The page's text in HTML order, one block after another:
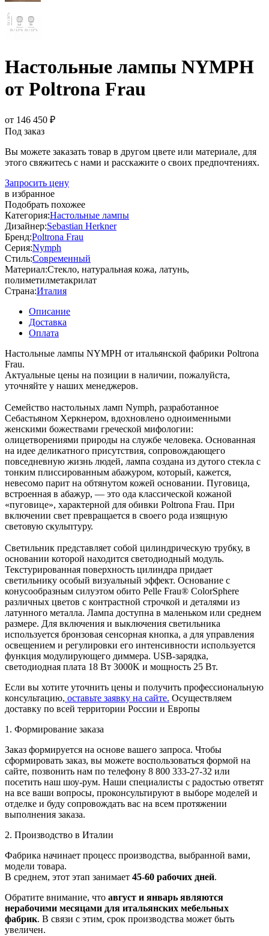
Настольные лампы NYMPH
от Poltrona Frau
от 146 450 ₽
Под заказ
Вы можете заказать товар в другом цвете или материале, для
этого свяжитесь с нами и расскажите о своих предпочтениях.
Запросить цену
в избранное
Подобрать похожее
Категория:Настольные лампы
Дизайнер:Sebastian Herkner
Бренд:Poltrona Frau
Серия:Nymph
Стиль:Современный
Материал:Стекло, натуральная кожа, латунь,
полиметилметакрилат
Страна:Италия
Описание
Доставка
Оплата
Настольные лампы NYMPH от итальянской фабрики Poltrona
Frau.
Актуальные цены на позиции в наличии, пожалуйста,
уточняйте у наших менеджеров.
Семейство настольных ламп Nymph, разработанное
Себастьяном Херкнером, вдохновлено одноименными
женскими божествами греческой мифологии:
олицетворениями природы на службе человека. Основанная
на идее деликатного присутствия, сопровождающего
повседневную жизнь людей, лампа создана из дутого стекла с
тонким плиссированным абажуром, который, кажется,
невесомо парит на обтянутом кожей основании. Пуговица,
встроенная в абажур, — это ода классической кожаной
«пуговице», характерной для обивки Poltrona Frau. При
включении свет превращается в своего рода изящную
световую скульптуру.
Светильник представляет собой цилиндрическую трубку, в
основании которой находится светодиодный модуль.
Текстурированная поверхность цилиндра придает
светильнику особый визуальный эффект. Основание с
конусообразным силуэтом обито Pelle Frau® ColorSphere
различных цветов с контрастной строчкой и деталями из
латунного металла. Лампа доступна в маленьком или среднем
размере. Для включения и выключения светильника
используется бронзовая сенсорная кнопка, а для управления
освещением и регулировки его интенсивности используется
функция модулирующего диммера. USB-зарядка,
светодиодная плата 18 Вт 3000K и мощность 25 Вт.
Если вы хотите уточнить цены и получить профессиональную
консультацию, оставьте заявку на сайте. Осуществляем
доставку по всей территории России и Европы
1. Формирование заказа
Заказ формируется на основе вашего запроса. Чтобы
сформировать заказ, вы можете воспользоваться формой на
сайте, позвонить нам по телефону 8 800 333-27-32 или
посетить наш шоу-рум. Наши специалисты с радостью ответят
на все ваши вопросы, проконсультируют в выборе моделей и
отделке и буду сопровождать вас на всем протяжении
выполнения заказа.
2. Производство в Италии
Фабрика начинает процесс производства, выбранной вами,
модели товара.
В среднем, этот этап занимает 45-60 рабочих дней.
Обратите внимание, что август и январь являются
нерабочими месяцами для итальянских мебельных
фабрик. В связи с этим, срок производства может быть
увеличен.